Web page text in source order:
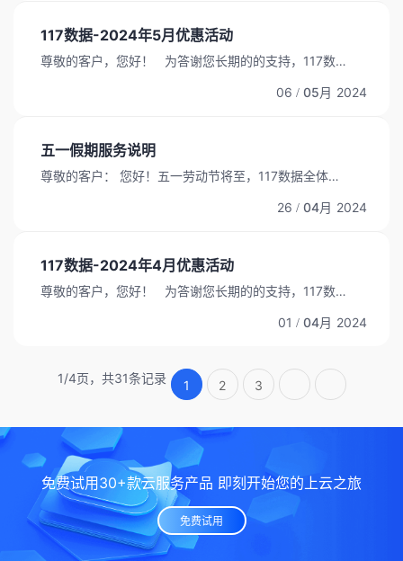
1230系列 （4核心8线程）...
117数据-2024年5月优惠活动
尊敬的客户，您好！ 为答谢您长期的的支持，117数据
1230系列...
06 / 05月 2024
五一假期服务说明
尊敬的客户： 您好！五一劳动节将至，117数据全体员
保障服务质量，持续提供7*24小时技术支持。 其中包
括：业务咨询，业务开通和售后运维等服务。 温馨提
示：...
26 / 04月 2024
117数据-2024年4月优惠活动
尊敬的客户，您好！ 为答谢您长期的的支持，117数据
1230系列...
01 / 04月 2024
1/4页，共31条记录 1 2 3
免费试用30+款云服务产品 即刻开始您的上云之旅
免费试用